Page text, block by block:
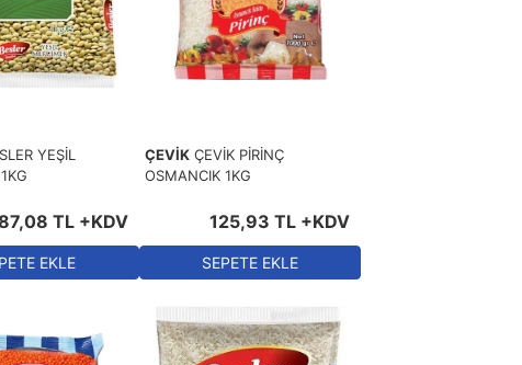
Yeniden > Eskiye
Eskiden > Yeniye
YEŞİL
,08 TL+KDV
EKLE
ÇEVİK ÇEVİK PİRİNÇ
OSMANCIK 1KG
125,93 TL +KDV
SEPETE EKLE